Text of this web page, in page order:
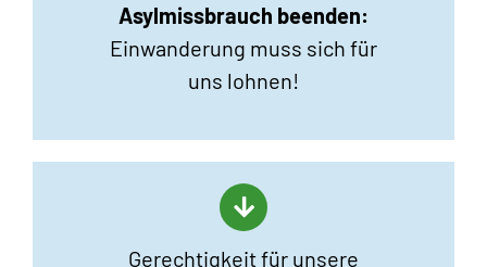
Asylmissbrauch beenden:
Einwanderung muss sich für
uns lohnen!
Gerechtigkeit für unsere